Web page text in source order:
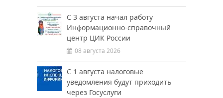
С 3 августа начал работу
Информационно-справочный
центр ЦИК России
08 августа 2026
С 1 августа налоговые
уведомления будут приходить
через Госуслуги